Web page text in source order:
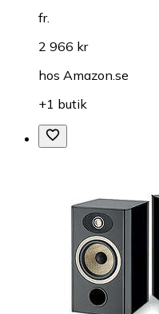
fr.
2 966 kr
hos Amazon.se
+1 butik